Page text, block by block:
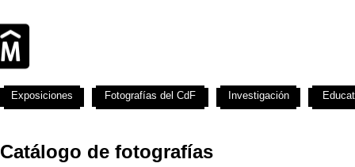
Catálogo de fotografías
Exposiciones Fotografías del CdF Investigación